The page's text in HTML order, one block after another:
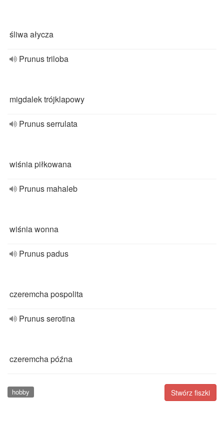
śliwa ałycza
Prunus triloba
migdalek trójklapowy
Prunus serrulata
wiśnia piłkowana
Prunus mahaleb
wiśnia wonna
Prunus padus
czeremcha pospolita
Prunus serotina
czeremcha późna
Stwórz fiszki
hobby